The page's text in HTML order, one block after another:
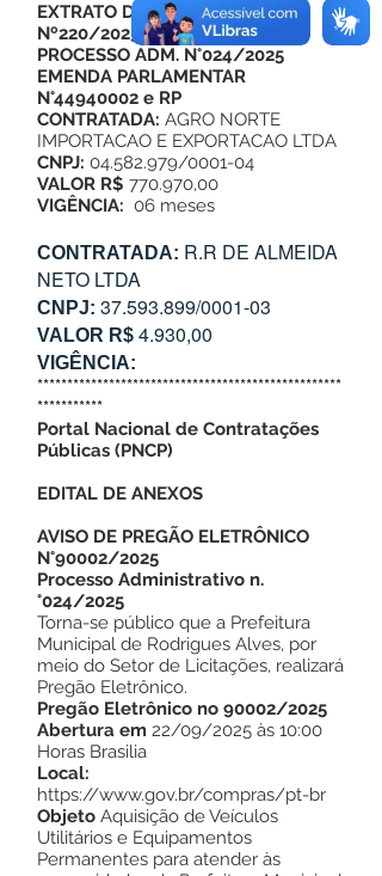
EXTRATO DO CONTRATO
Nº220/2025
PROCESSO ADM. N°024/2025
EMENDA PARLAMENTAR
N°44940002 e RP
CONTRATADA: AGRO NORTE
IMPORTACAO E EXPORTACAO LTDA
CNPJ: 04.582.979/0001-04
VALOR R$ 770.970,00
VIGÊNCIA: 06 meses
CONTRATADA: R.R DE ALMEIDA
NETO LTDA
CNPJ: 37.593.899/0001-03
VALOR R$ 4.930,00
VIGÊNCIA:
***************************************************
***********
Portal Nacional de Contratações
Públicas (PNCP)
EDITAL DE ANEXOS
AVISO DE PREGÃO ELETRÔNICO
N°90002/2025
Processo Administrativo n.
°024/2025
Torna-se público que a Prefeitura
Municipal de Rodrigues Alves, por
meio do Setor de Licitações, realizará
Pregão Eletrônico.
Pregão Eletrônico no 90002/2025
Abertura em 22/09/2025 às 10:00
Horas Brasilia
Local:
https://www.gov.br/compras/pt-br
Objeto Aquisição de Veículos
Utilitários e Equipamentos
Permanentes para atender às